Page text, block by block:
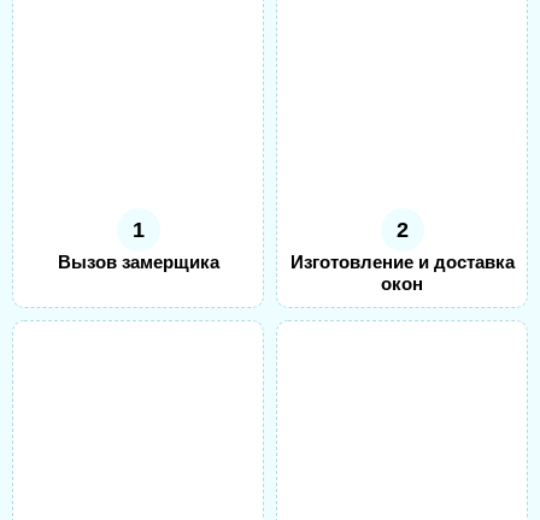
1
Вызов замерщика
2
Изготовление и доставка
окон